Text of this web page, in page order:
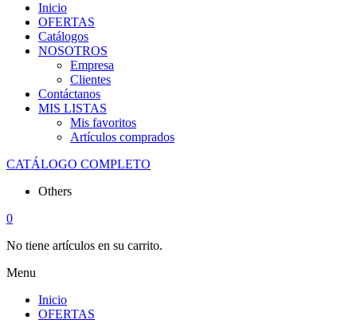
Inicio
OFERTAS
Catálogos
NOSOTROS
Empresa
Clientes
Contáctanos
MIS LISTAS
Mis favoritos
Artículos comprados
CATÁLOGO COMPLETO
Others
0
No tiene artículos en su carrito.
Menu
Inicio
OFERTAS